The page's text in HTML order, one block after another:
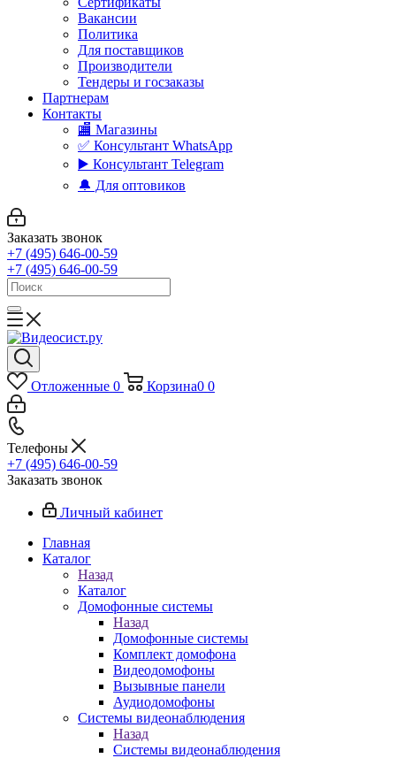
Вакансии
Политика
Для поставщиков
Производители
Тендеры и госзаказы
Партнерам
Контакты
🏬 Магазины
✅️ Консультант WhatsApp
▶️ Консультант Telegram
🔔 Для оптовиков
Заказать звонок
+7 (495) 646-00-59
+7 (495) 646-00-59
Отложенные 0 Корзина0 0
Телефоны
+7 (495) 646-00-59
Заказать звонок
Личный кабинет
Главная
Каталог
Назад
Каталог
Домофонные системы
Назад
Домофонные системы
Комплект домофона
Видеодомофоны
Вызывные панели
Аудиодомофоны
Системы видеонаблюдения
Назад
Системы видеонаблюдения